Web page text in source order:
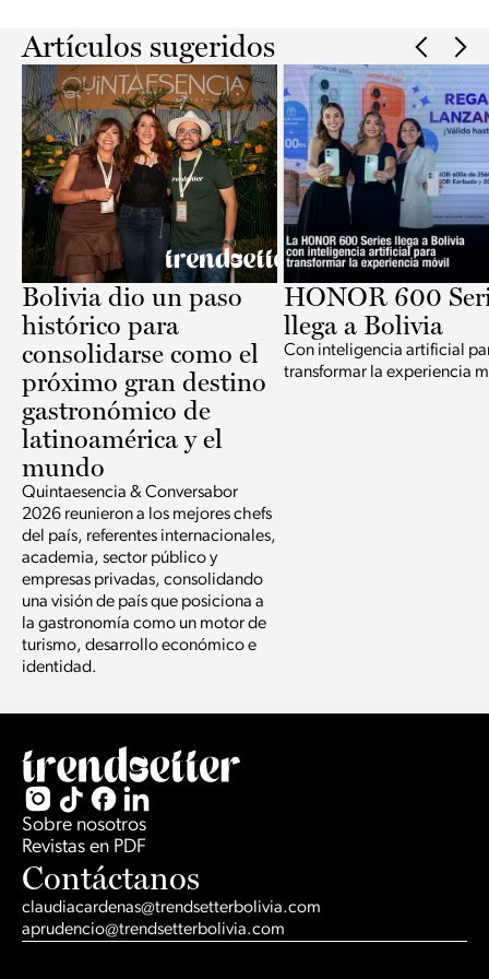
Artículos sugeridos
Bolivia dio un paso
histórico para
consolidarse como el
próximo gran destino
gastronómico de
latinoamérica y el
mundo
Quintaesencia & Conversabor
2026 reunieron a los mejores chefs
del país, referentes internacionales,
academia, sector público y
empresas privadas, consolidando
una visión de país que posiciona a
la gastronomía como un motor de
turismo, desarrollo económico e
identidad.
HONOR 600
llega a Bolivia
Con inteligencia artificial
transformar la experiencia
Sobre nosotros
Revistas en PDF
Contáctanos
claudiacardenas@trendsetterbolivia.com
aprudencio@trendsetterbolivia.com